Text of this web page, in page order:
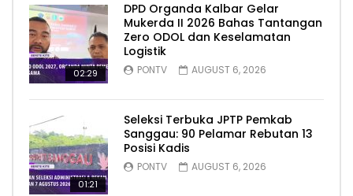
02:29
DPD Organda Kalbar Gelar
Mukerda II 2026 Bahas Tantangan
Zero ODOL dan Keselamatan
Logistik
PONTV AUGUST 6, 2026
01:21
Seleksi Terbuka JPTP Pemkab
Sanggau: 90 Pelamar Rebutan 13
Posisi Kadis
PONTV AUGUST 6, 2026